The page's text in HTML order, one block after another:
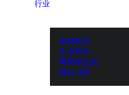
行业
消费科技
生命科学
可持续发展
科技出海